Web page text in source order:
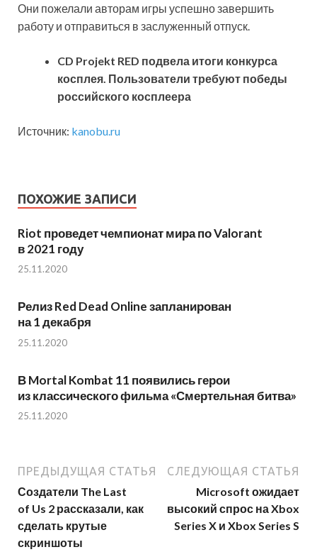
Они пожелали авторам игры успешно завершить
работу и отправиться в заслуженный отпуск.
CD Projekt RED подвела итоги конкурса
косплея. Пользователи требуют победы
российского косплеера
Источник: kanobu.ru
ПОХОЖИЕ ЗАПИСИ
Riot проведет чемпионат мира по Valorant
в 2021 году
25.11.2020
Релиз Red Dead Online запланирован
на 1 декабря
25.11.2020
В Mortal Kombat 11 появились герои
из классического фильма «Смертельная битва»
25.11.2020
ПРЕДЫДУЩАЯ СТАТЬЯ
Создатели The Last
of Us 2 рассказали, как
сделать крутые
скриншоты
СЛЕДУЮЩАЯ СТАТЬЯ
Microsoft ожидает
высокий спрос на Xbox
Series X и Xbox Series S